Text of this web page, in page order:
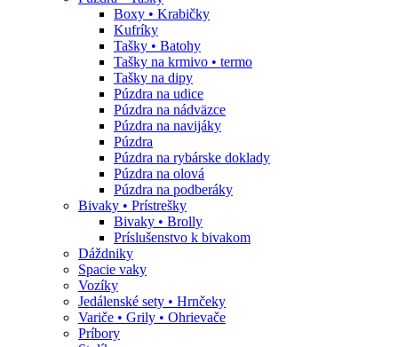
Boxy • Krabičky
Kufríky
Tašky • Batohy
Tašky na krmivo • termo
Tašky na dipy
Púzdra na udice
Púzdra na nádväzce
Púzdra na navijáky
Púzdra
Púzdra na rybárske doklady
Púzdra na olová
Púzdra na podberáky
Bivaky • Prístrešky
Bivaky • Brolly
Príslušenstvo k bivakom
Dáždniky
Spacie vaky
Vozíky
Jedálenské sety • Hrnčeky
Variče • Grily • Ohrievače
Príbory